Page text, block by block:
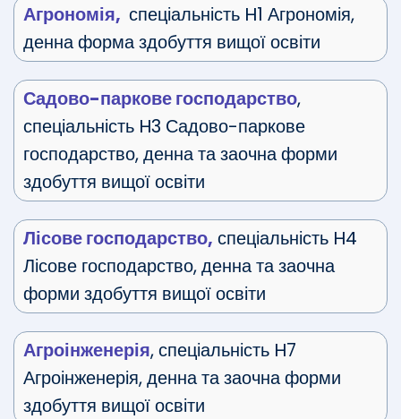
Агрономія, спеціальність H1 Агрономія,
денна форма здобуття вищої освіти
Садово-паркове господарство,
спеціальність H3 Садово-паркове
господарство, денна та заочна форми
здобуття вищої освіти
Лісове господарство, спеціальність H4
Лісове господарство, денна та заочна
форми здобуття вищої освіти
Агроінженерія, спеціальність H7
Агроінженерія, денна та заочна форми
здобуття вищої освіти